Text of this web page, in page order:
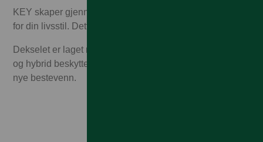
KEY skaper gjennomtenkte produkter som er designet
for din livsstil. Dette er dekselet du aldri vil legge fra deg.
Dekselet er laget med en fantastisk myk beleggteknologi
og hybrid beskyttelsesformer. Med andre ord, din telefons
nye bestevenn.